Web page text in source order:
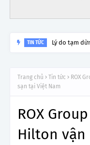
TIN TỨC Lý do tạm
Trang chủ Tin tức
ROX
sạn tại Việt Nam
ROX
Hilton vận